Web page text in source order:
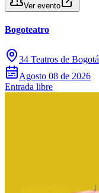
Ver evento
Bogoteatro
34 Teatros de Bogotá
Agosto 08 de 2026
Entrada libre